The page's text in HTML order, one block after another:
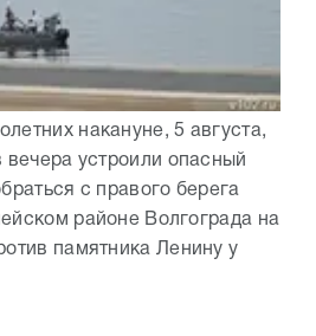
накануне, 5 августа,
вечера устроили опасный
с правого берега
районе Волгограда на
памятника Ленину у